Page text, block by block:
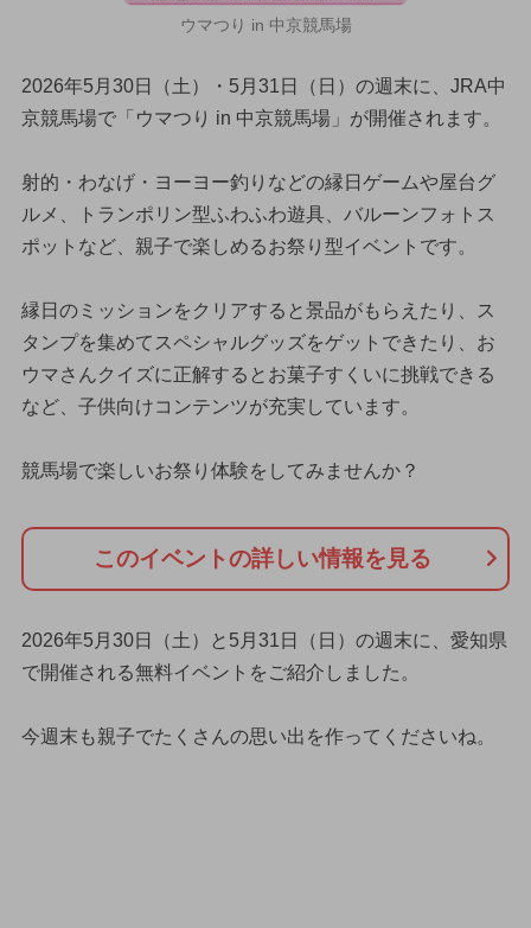
ウマつり in 中京競馬場
2026年5月30日（土）・5月31日（日）の週末に、JRA中
京競馬場で「ウマつり in 中京競馬場」が開催されます。
射的・わなげ・ヨーヨー釣りなどの縁日ゲームや屋台グ
ルメ、トランポリン型ふわふわ遊具、バルーンフォトス
ポットなど、親子で楽しめるお祭り型イベントです。
縁日のミッションをクリアすると景品がもらえたり、ス
タンプを集めてスペシャルグッズをゲットできたり、お
ウマさんクイズに正解するとお菓子すくいに挑戦できる
など、子供向けコンテンツが充実しています。
競馬場で楽しいお祭り体験をしてみませんか？
このイベントの詳しい情報を見る
2026年5月30日（土）と5月31日（日）の週末に、愛知県
で開催される無料イベントをご紹介しました。
今週末も親子でたくさんの思い出を作ってくださいね。